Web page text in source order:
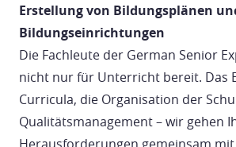
Erstellung von Bildungsplänen
Bildungseinrichtungen
Die Fachleute der German Senior
nicht nur für Unterricht bereit. Das
Curricula, die Organisation der
Qualitätsmanagement – wir gehen